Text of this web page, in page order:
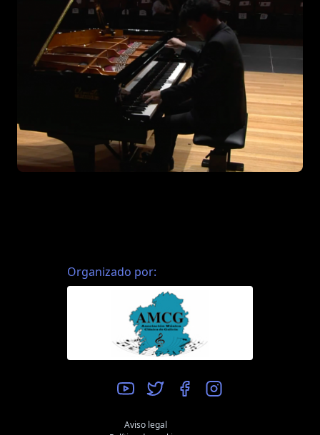
Organizado por:
Aviso legal